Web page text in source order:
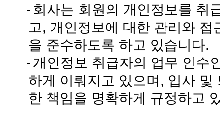
- 회사는 회원의 개인정보를 취
고, 개인정보에 대한 관리와
을 준수하도록 하고 있습니다.
- 개인정보 취급자의 업무 인수
하게 이뤄지고 있으며, 입사
한 책임을 명확하게 규정하고